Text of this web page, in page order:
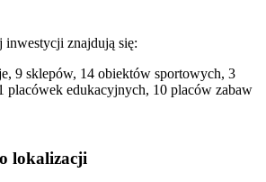
inwestycji znajdują się:
9 sklepów, 14 obiektów sportowych, 3
placówek edukacyjnych, 10 placów zabaw
lokalizacji